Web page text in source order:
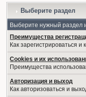
Выберите раздел
Выберите нужный раздел
Преимущества
Как зарегистрироваться
Cookies и их
Преимущества
Авторизация и выход
Как авторизоваться и